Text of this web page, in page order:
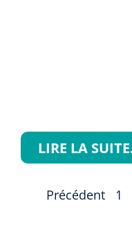
LIRE LA
Précédent 1